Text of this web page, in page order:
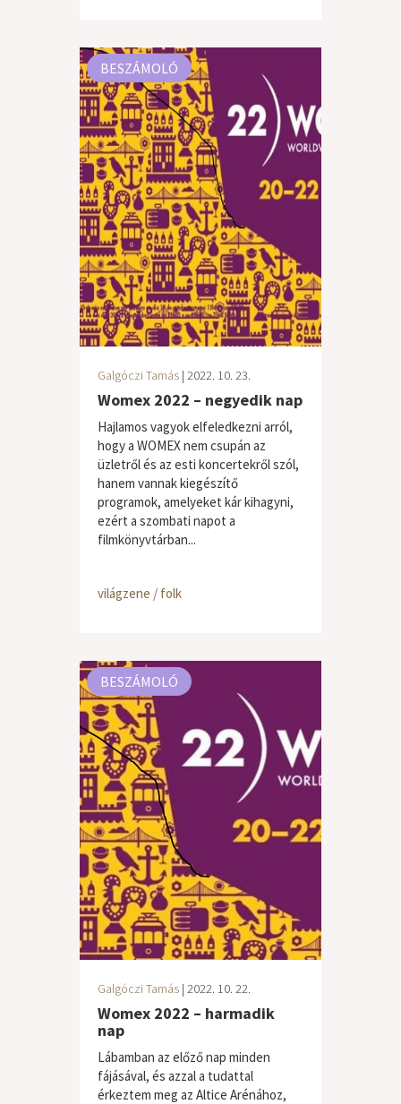
BESZÁMOLÓ
Galgóczi Tamás | 2022. 10. 23.
Womex 2022 – negyedik nap
Hajlamos vagyok elfeledkezni arról,
hogy a WOMEX nem csupán az
üzletről és az esti koncertekről szól,
hanem vannak kiegészítő
programok, amelyeket kár kihagyni,
ezért a szombati napot a
filmkönyvtárban...
világzene / folk
BESZÁMOLÓ
Galgóczi Tamás | 2022. 10. 22.
Womex 2022 – harmadik
nap
Lábamban az előző nap minden
fájásával, és azzal a tudattal
érkeztem meg az Altice Arénához,